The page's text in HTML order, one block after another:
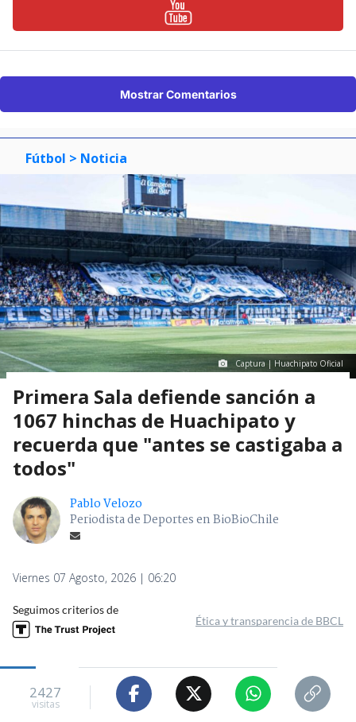
Mostrar Comentarios
Fútbol > Noticia
Captura | Huachipato Oficial
Primera Sala defiende sanción a
1067 hinchas de Huachipato y
recuerda que "antes se castigaba a
todos"
Pablo Velozo
Periodista de Deportes en BioBioChile
Viernes 07 Agosto, 2026 | 06:20
Seguimos criterios de
Ética y transparencia de BBCL
2427
visitas